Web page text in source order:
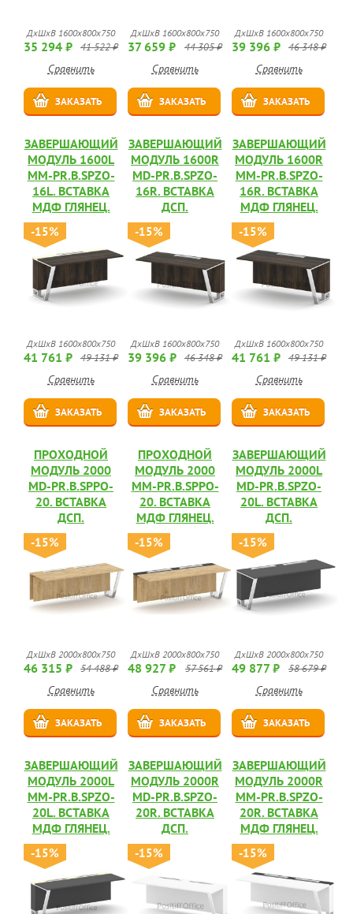
ДхШхВ 1600х800х750
35 294 ₽ 41 522 ₽
Сравнить
ЗАКАЗАТЬ
ДхШхВ 1600х800х750
37 659 ₽ 44 305 ₽
Сравнить
ЗАКАЗАТЬ
ДхШхВ 1600х800х750
39 396 ₽ 46 348 ₽
Сравнить
ЗАКАЗАТЬ
ЗАВЕРШАЮЩИЙ
МОДУЛЬ 1600L
MM-PR.B.SPZO-
16L. ВСТАВКА
МДФ ГЛЯНЕЦ.
-15%
ДхШхВ 1600х800х750
41 761 ₽ 49 131 ₽
Сравнить
ЗАКАЗАТЬ
ЗАВЕРШАЮЩИЙ
МОДУЛЬ 1600R
MD-PR.B.SPZO-
16R. ВСТАВКА
ДСП.
-15%
ДхШхВ 1600х800х750
39 396 ₽ 46 348 ₽
Сравнить
ЗАКАЗАТЬ
ЗАВЕРШАЮЩИЙ
МОДУЛЬ 1600R
MM-PR.B.SPZO-
16R. ВСТАВКА
МДФ ГЛЯНЕЦ.
-15%
ДхШхВ 1600х800х750
41 761 ₽ 49 131 ₽
Сравнить
ЗАКАЗАТЬ
ПРОХОДНОЙ
МОДУЛЬ 2000
MD-PR.B.SPPO-
20. ВСТАВКА
ДСП.
-15%
ДхШхВ 2000х800х750
46 315 ₽ 54 488 ₽
Сравнить
ЗАКАЗАТЬ
ПРОХОДНОЙ
МОДУЛЬ 2000
MM-PR.B.SPPO-
20. ВСТАВКА
МДФ ГЛЯНЕЦ.
-15%
ДхШхВ 2000х800х750
48 927 ₽ 57 561 ₽
Сравнить
ЗАКАЗАТЬ
ЗАВЕРШАЮЩИЙ
МОДУЛЬ 2000L
MD-PR.B.SPZO-
20L. ВСТАВКА
ДСП.
-15%
ДхШхВ 2000х800х750
49 877 ₽ 58 679 ₽
Сравнить
ЗАКАЗАТЬ
ЗАВЕРШАЮЩИЙ
МОДУЛЬ 2000L
MM-PR.B.SPZO-
20L. ВСТАВКА
МДФ ГЛЯНЕЦ.
-15%
ЗАВЕРШАЮЩИЙ
МОДУЛЬ 2000R
MD-PR.B.SPZO-
20R. ВСТАВКА
ДСП.
-15%
ЗАВЕРШАЮЩИЙ
МОДУЛЬ 2000R
MM-PR.B.SPZO-
20R. ВСТАВКА
МДФ ГЛЯНЕЦ.
-15%